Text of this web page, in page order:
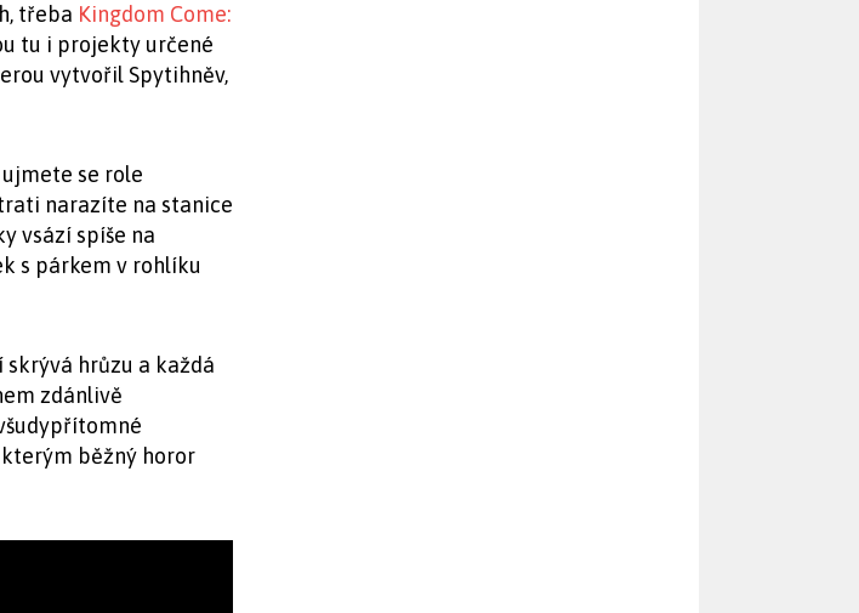
třeba Kingdom Come:
tu i projekty určené
vytvořil Spytihněv,
se role
narazíte na stanice
vsází spíše na
s párkem v rohlíku
hrůzu a každá
zdánlivě
běžný horor